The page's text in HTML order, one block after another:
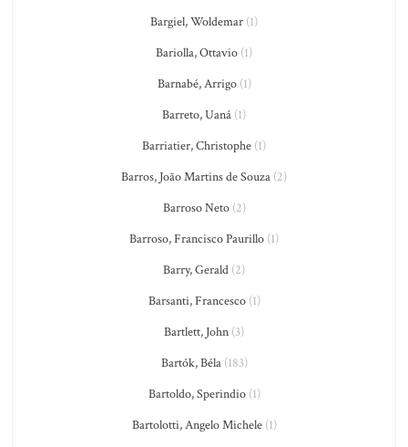
Bargiel, Woldemar (1)
Bariolla, Ottavio (1)
Barnabé, Arrigo(1)
Barreto, Uaná (1)
Barriatier, Christophe (1)
Barros, João Martins de Souza (2)
Barroso Neto(2)
Barroso, Francisco Paurillo (1)
Barry, Gerald (2)
Barsanti, Francesco(1)
Bartlett, John (3)
Bartók, Béla(183)
Bartoldo, Sperindio(1)
Bartolotti, Angelo Michele(1)